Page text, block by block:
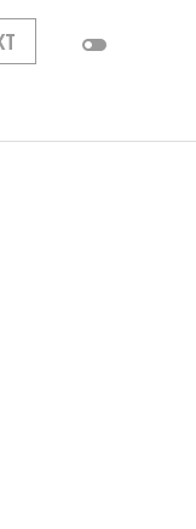
toggle_off